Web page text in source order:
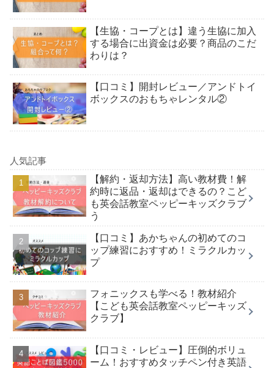
【生協・コープとは】違う生協に加入
する場合に出資金は必要？商品のこだ
わりは？
【口コミ】開封レビュー／アンドトイ
ボックスのおもちゃレンタル②
人気記事
【解約・返却方法】高い教材費！解
約時に返品・返却はできるの？こど
も英会話教室ペッピーキッズクラブ
う
【口コミ】あかちゃんの初めてのコ
ップ練習におすすめ！ミラクルカッ
プ
フォニックスも学べる！教材紹介
【こども英会話教室ペッピーキッズ
クラブ】
【口コミ・レビュー】圧倒的ボリュ
ーム！おすすめタッチペン付き英語